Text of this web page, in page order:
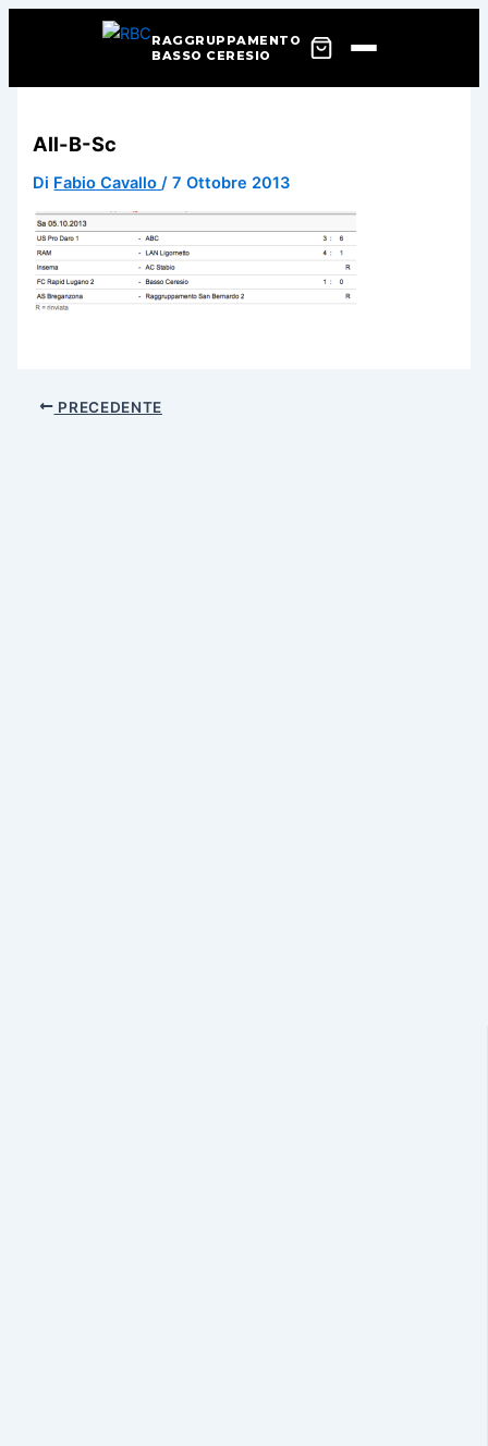
RAGGRUPPAMENTO
BASSO CERESIO
contenuto
All-B-Sc
Di Fabio Cavallo/7 Ottobre 2013
PRECEDENTE